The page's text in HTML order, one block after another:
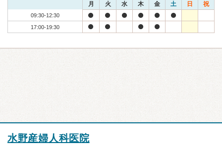
月 火 水 木 金 土 日 祝
09:30-12:30
17:00-19:30
水野産婦人科医院